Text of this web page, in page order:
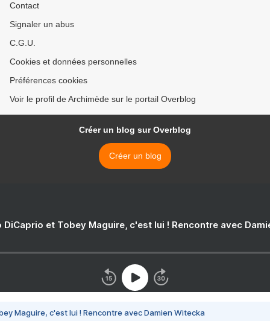
Contact
Signaler un abus
C.G.U.
Cookies et données personnelles
Préférences cookies
Voir le profil de Archimède sur le portail Overblog
Créer un blog sur Overblog
Créer un blog
DiCaprio et Tobey Maguire, c'est lui ! Rencontre avec
Maguire, c'est lui ! Rencontre avec Damien Witecka